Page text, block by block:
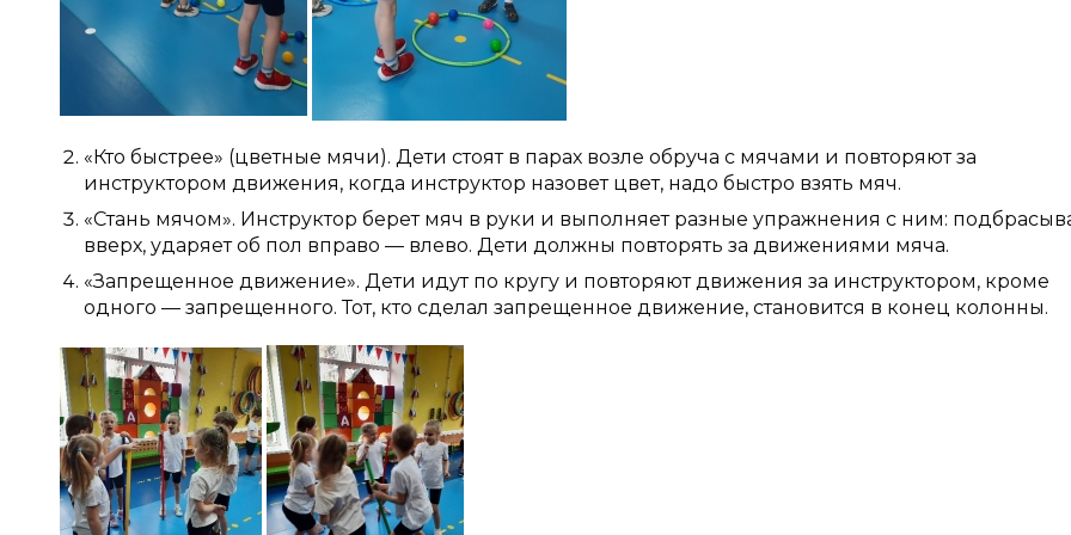
«Кто быстрее» (цветные мячи). Дети стоят в парах возле обруча с мячами и повторяют за
инструктором движения, когда инструктор назовет цвет, надо быстро взять мяч.
«Стань мячом». Инструктор берет мяч в руки и выполняет разные упражнения с ним:
вверх, ударяет об пол вправо — влево. Дети должны повторять за движениями мяча.
«Запрещенное движение». Дети идут по кругу и повторяют движения за инструктором, кроме
одного — запрещенного. Тот, кто сделал запрещенное движение, становится в конец колонны.